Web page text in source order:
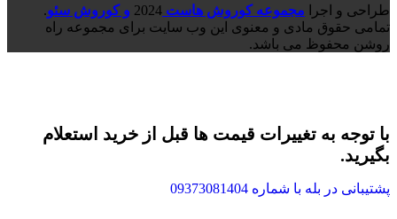
طراحی و اجرا مجموعه کوروش هاست 2024 و کوروش سئو.
تمامی حقوق مادی و معنوی این وب سایت برای مجموعه راه
روشن محفوظ می باشد.
با توجه به تغییرات قیمت ها قبل از خرید استعلام
بگیرید.
پشتیبانی در بله با شماره 09373081404